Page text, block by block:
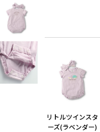
リトルツインスタ
ーズ(ラベンダー)